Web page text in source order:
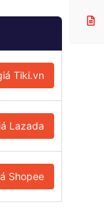
Tiki.vn
Lazada
Shopee